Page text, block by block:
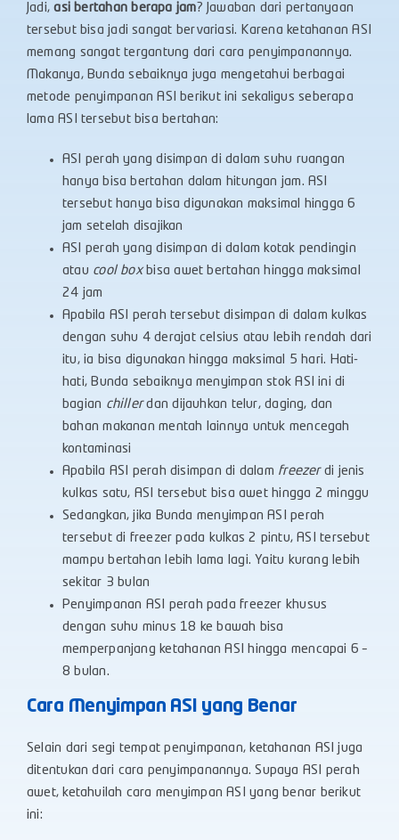
Jadi,asi bertahan berapa jam? Jawaban dari pertanyaan
tersebut bisa jadi sangat bervariasi. Karena ketahanan ASI
memang sangat tergantung dari cara penyimpanannya.
Makanya, Bunda sebaiknya juga mengetahui berbagai
metode penyimpanan ASI berikut ini sekaligus seberapa
lama ASI tersebut bisa bertahan:
ASI perah yang disimpan di dalam suhu ruangan
hanya bisa bertahan dalam hitungan jam. ASI
tersebut hanya bisa digunakan maksimal hingga 6
jam setelah disajikan
ASI perah yang disimpan di dalam kotak pendingin
atau cool boxbisa awet bertahan hingga maksimal
24 jam
Apabila ASI perah tersebut disimpan di dalam kulkas
dengan suhu 4 derajat celsius atau lebih rendah dari
itu, ia bisa digunakan hingga maksimal 5 hari. Hati-
hati, Bunda sebaiknya menyimpan stok ASI ini di
bagian chillerdan dijauhkan telur, daging, dan
bahan makanan mentah lainnya untuk mencegah
kontaminasi
Apabila ASI perah disimpan di dalam freezerdi jenis
kulkas satu, ASI tersebut bisa awet hingga 2 minggu
Sedangkan, jika Bunda menyimpan ASI perah
tersebut di freezer pada kulkas 2 pintu, ASI tersebut
mampu bertahan lebih lama lagi. Yaitu kurang lebih
sekitar 3 bulan
Penyimpanan ASI perah pada freezer khusus
dengan suhu minus 18 ke bawah bisa
memperpanjang ketahanan ASI hingga mencapai 6 –
8 bulan.
Cara Menyimpan ASI yang Benar
Selain dari segi tempat penyimpanan, ketahanan ASI juga
ditentukan dari cara penyimpanannya. Supaya ASI perah
awet, ketahuilah cara menyimpan ASI yang benar berikut
ini: